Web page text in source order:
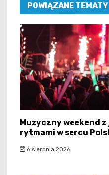
POWIĄZANE TEMATY
Muzyczny weekend z
rytmami w sercu
6 sierpnia 2026